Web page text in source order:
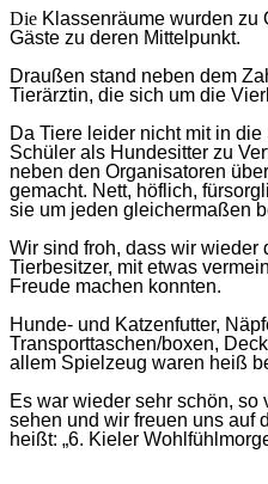
Die Klassenräume wurden zu
Gäste zu deren Mittelpunkt.
Draußen stand neben dem
Tierärztin, die sich um die
Da Tiere leider nicht mit in
Schüler als Hundesitter zu
neben den Organisatoren
gemacht. Nett, höflich,
sie um jeden gleichermaßen
Wir sind froh, dass wir wieder
Tierbesitzer, mit etwas
Freude machen konnten.
Hunde- und Katzenfutter,
Transporttaschen/boxen,
allem Spielzeug waren heiß
Es war wieder sehr schön,
sehen und wir freuen uns auf
heißt: „6. Kieler